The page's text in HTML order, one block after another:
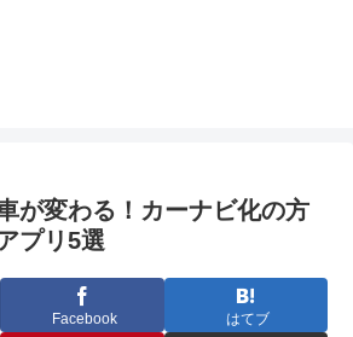
が変わる！カーナビ化の方
プリ5選
Facebook はてブ